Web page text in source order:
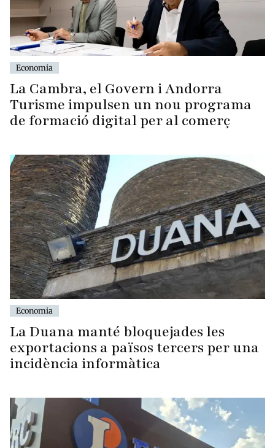
Economia
La Cambra, el Govern i Andorra
Turisme impulsen un nou programa
de formació digital per al comerç
Economia
La Duana manté bloquejades les
exportacions a països tercers per una
incidència informàtica